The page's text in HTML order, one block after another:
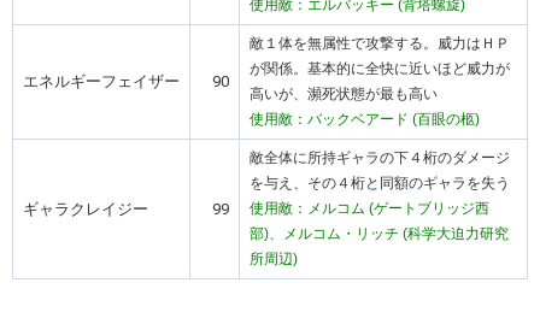
使用敵：エルバッキー (背塔螺旋)
エネルギーフェイザー 90
敵１体を無属性で攻撃する。威力はＨＰ
が関係。基本的に全快に近いほど威力が
高いが、瀕死状態が最も高い
使用敵：バックベアード (百眼の柩)
ギャラクレイジー 99
敵全体に所持ギャラの下４桁のダメージ
を与え、その４桁と同額のギャラを失う
使用敵：メルコム (ゲートブリッジ西
部)、メルコム・リッチ (科学大迫力研究
所周辺)